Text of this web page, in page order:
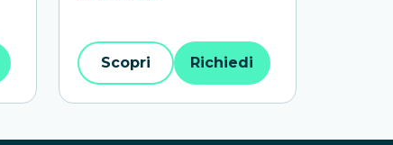
Scopri Richiedi